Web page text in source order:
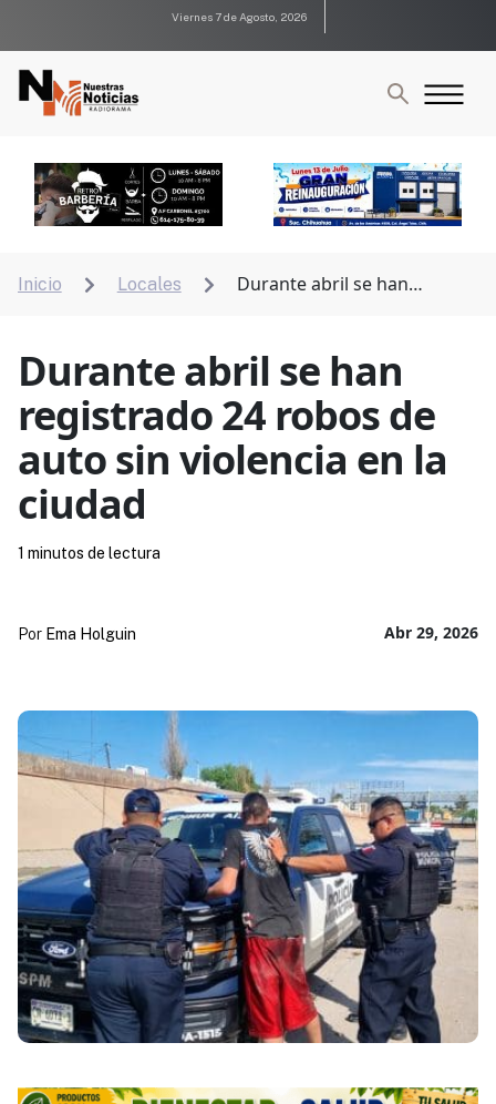
Viernes 7 de Agosto, 2026
Inicio  Locales 
Durante abril se han
Durante abril se han
registrado 24 robos de
auto sin violencia en la
ciudad
Abr 29, 2026
Por Ema Holguin
1 minutos de lectura